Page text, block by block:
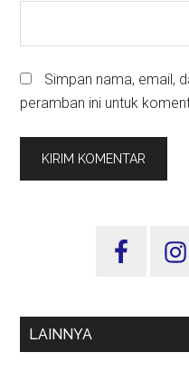
Simpan nama, email,
peramban ini untuk
Sidebar
LAINNYA